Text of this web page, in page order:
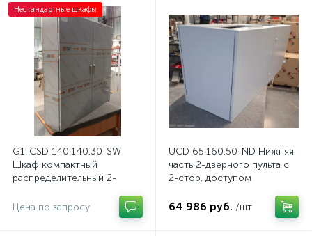
Нестандартные шкафы
G1-CSD 140.140.30-SW
Шкаф компактный
распределительный 2-
стали, с перемычкой
Цена по запросу
UCD 65.160.50-ND Нижняя
часть 2-дверного пульта с
2-стор. доступом
64 986 руб. /шт